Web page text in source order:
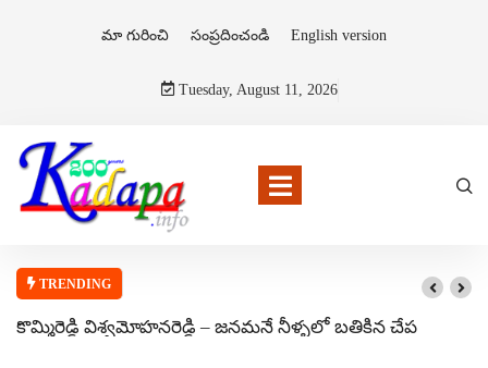
మా గురించి సంప్రదించండి English version
Tuesday, August 11, 2026
TRENDING
కొమ్మిరెడ్డి విశ్వమోహనరెడ్డి – జనమనే నీళ్ళలో బతికిన చేప